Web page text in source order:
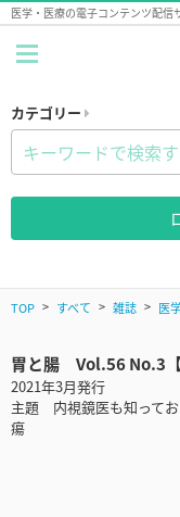
医学・医療の電子コンテンツ配信
カテゴリー
TOP すべて 雑誌 医
胃と腸 Vol.56 No.3【
2021年3月発行
主題 内視鏡医も知って
瘍